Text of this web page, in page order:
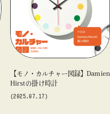
【モノ・カルチャー図録】Damien
Hirstの掛け時計
(2025.07.17)